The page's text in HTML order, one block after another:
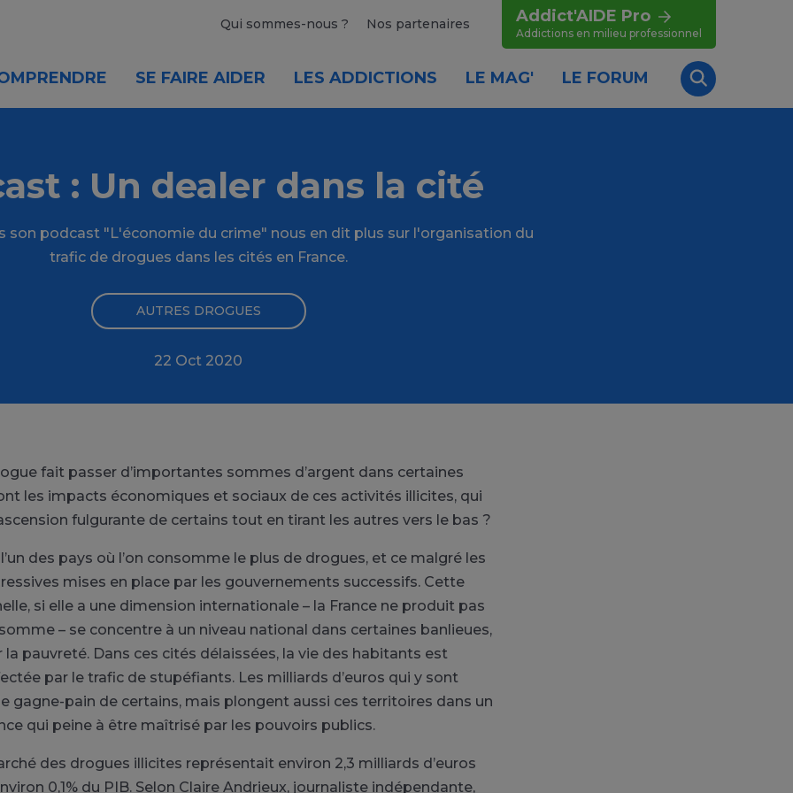
Qui sommes-nous ? Nos partenaires Addict'AIDE Pro
Addictions en milieu professionnel
SE FAIRE AIDER LES ADDICTIONS LE MAG' LE FORUM
Recherche
: Un dealer dans la cité
son podcast "L'économie du crime" nous en dit plus sur l'organisation du
trafic de drogues dans les cités en France.
AUTRES DROGUES
22 Oct 2020
fait passer d’importantes sommes d’argent dans certaines
les impacts économiques et sociaux de ces activités illicites, qui
fulgurante de certains tout en tirant les autres vers le bas ?
des pays où l’on consomme le plus de drogues, et ce malgré les
mises en place par les gouvernements successifs. Cette
si elle a une dimension internationale – la France ne produit pas
– se concentre à un niveau national dans certaines banlieues,
la pauvreté. Dans ces cités délaissées, la vie des habitants est
par le trafic de stupéfiants. Les milliards d’euros qui y sont
gagne-pain de certains, mais plongent aussi ces territoires dans un
qui peine à être maîtrisé par les pouvoirs publics.
des drogues illicites représentait environ 2,3 milliards d’euros
0,1% du PIB. Selon Claire Andrieux, journaliste indépendante,